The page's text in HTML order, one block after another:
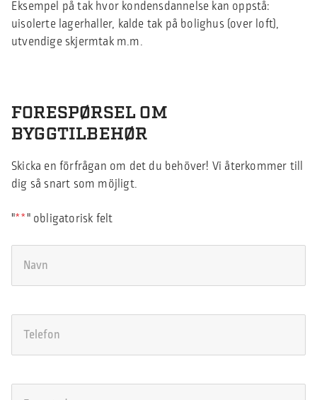
Eksempel på tak hvor kondensdannelse kan oppstå:
uisolerte lagerhaller, kalde tak på bolighus (over loft),
utvendige skjermtak m.m.
FORESPØRSEL OM
BYGGTILBEHØR
Skicka en förfrågan om det du behöver! Vi återkommer till
dig så snart som möjligt.
"* " obligatorisk felt